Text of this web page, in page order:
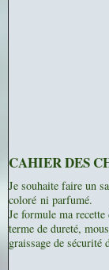
CAHIER DES
Je souhaite faire un
coloré ni parfumé.
Je formule ma
terme de dureté,
graissage de sécurité